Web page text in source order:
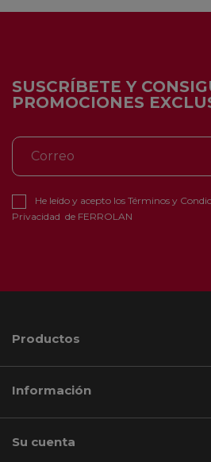
SUSCRÍBETE Y
PROMOCIONES
He leído y acepto los Términos y
Privacidad de FERROLAN
Productos
Información
Su cuenta